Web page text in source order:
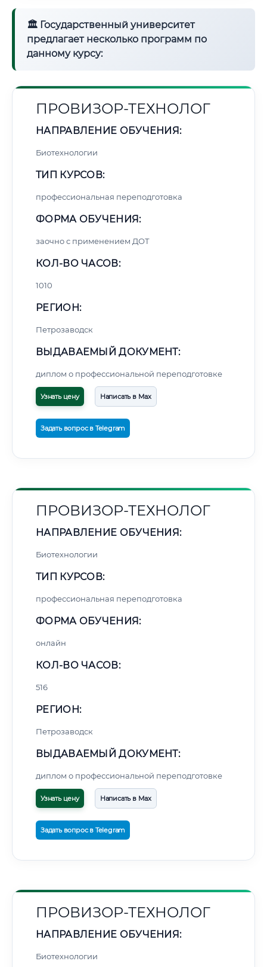
🏛 Государственный университет
предлагает несколько программ по
данному курсу:
ПРОВИЗОР-ТЕХНОЛОГ
НАПРАВЛЕНИЕ ОБУЧЕНИЯ:
Биотехнологии
ТИП КУРСОВ:
профессиональная переподготовка
ФОРМА ОБУЧЕНИЯ:
заочно с применением ДОТ
КОЛ-ВО ЧАСОВ:
1010
РЕГИОН:
Петрозаводск
ВЫДАВАЕМЫЙ ДОКУМЕНТ:
диплом о профессиональной переподготовке
Узнать цену Написать в Max
Задать вопрос в Telegram
ПРОВИЗОР-ТЕХНОЛОГ
НАПРАВЛЕНИЕ ОБУЧЕНИЯ:
Биотехнологии
ТИП КУРСОВ:
профессиональная переподготовка
ФОРМА ОБУЧЕНИЯ:
онлайн
КОЛ-ВО ЧАСОВ:
516
РЕГИОН:
Петрозаводск
ВЫДАВАЕМЫЙ ДОКУМЕНТ:
диплом о профессиональной переподготовке
Узнать цену Написать в Max
Задать вопрос в Telegram
ПРОВИЗОР-ТЕХНОЛОГ
НАПРАВЛЕНИЕ ОБУЧЕНИЯ:
Биотехнологии